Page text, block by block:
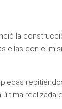
la
ellas con el
realizada